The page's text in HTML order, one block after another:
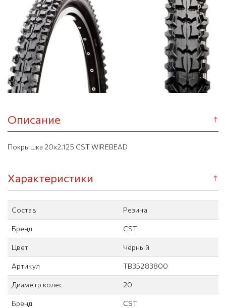
Описание
Покрышка 20х2.125 CST WIREBEAD
Характеристики
Состав Резина
Бренд CST
Цвет Чёрный
Артикул TB35283800
Диаметр колес 20
Бренд CST